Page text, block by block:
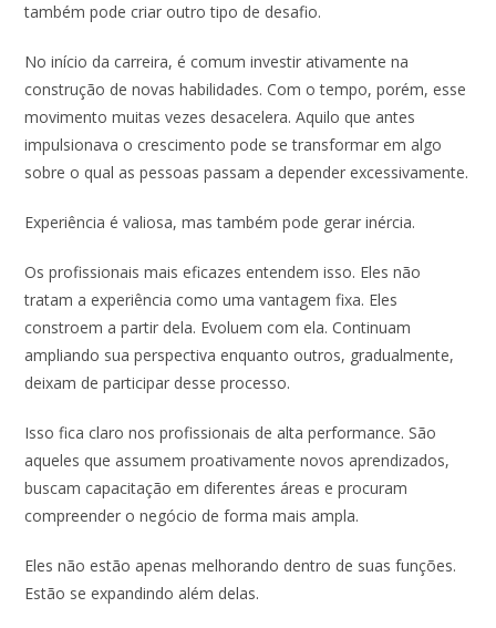
também pode criar outro tipo de desafio.
No início da carreira, é comum investir ativamente na
construção de novas habilidades. Com o tempo, porém, esse
movimento muitas vezes desacelera. Aquilo que antes
impulsionava o crescimento pode se transformar em algo
sobre o qual as pessoas passam a depender excessivamente.
Experiência é valiosa, mas também pode gerar inércia.
Os profissionais mais eficazes entendem isso. Eles não
tratam a experiência como uma vantagem fixa. Eles
constroem a partir dela. Evoluem com ela. Continuam
ampliando sua perspectiva enquanto outros, gradualmente,
deixam de participar desse processo.
Isso fica claro nos profissionais de alta performance. São
aqueles que assumem proativamente novos aprendizados,
buscam capacitação em diferentes áreas e procuram
compreender o negócio de forma mais ampla.
Eles não estão apenas melhorando dentro de suas funções.
Estão se expandindo além delas.